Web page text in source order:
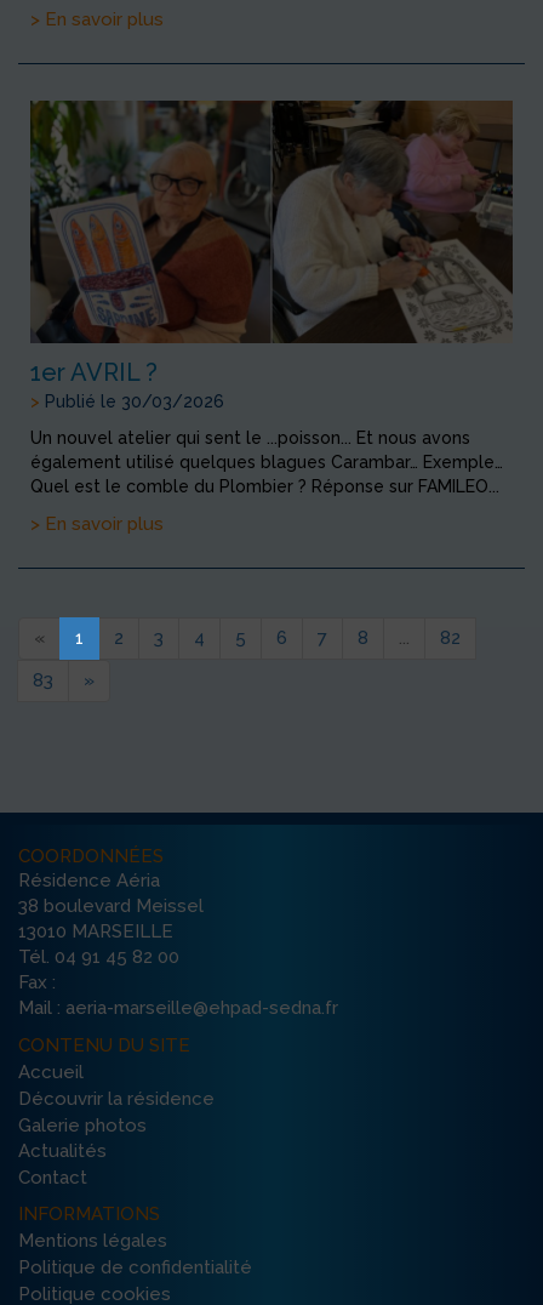
> En savoir plus
1er AVRIL ?
> Publié le 30/03/2026
Un nouvel atelier qui sent le ...poisson... Et nous avons
également utilisé quelques blagues Carambar… Exemple…
Quel est le comble du Plombier ? Réponse sur FAMILEO...
> En savoir plus
« 1 2 3 4 5 6 7 8 ...
82
83
»
COORDONNÉES
Résidence Aéria
38 boulevard Meissel
13010 MARSEILLE
Tél. 04 91 45 82 00
Fax :
Mail : aeria-marseille@ehpad-sedna.fr
CONTENU DU SITE
Accueil
Découvrir la résidence
Galerie photos
Actualités
Contact
INFORMATIONS
Mentions légales
Politique de confidentialité
Politique cookies